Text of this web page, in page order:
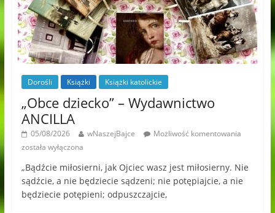
Dorośli Książki Książki katolickie
„Obce dziecko” – Wydawnictwo
ANCILLA
05/08/2026 wNaszejBajce
Możliwość komentowania
została wyłączona
„Bądźcie miłosierni, jak Ojciec wasz jest miłosierny. Nie
sądźcie, a nie będziecie sądzeni; nie potępiajcie, a nie
będziecie potępieni; odpuszczajcie,